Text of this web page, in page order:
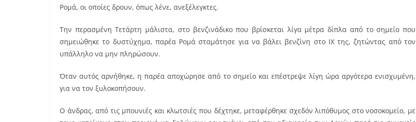
Ρομά, οι οποίες δρουν, όπως λένε, ανεξέλεγκτες.
Την περασμένη Τετάρτη μάλιστα, στο βενζινάδικο που βρίσκεται λίγα μέτρα δίπλα από το σημείο που
σημειώθηκε το δυστύχημα, παρέα Ρομά σταμάτησε για να βάλει βενζίνη στο ΙΧ της, ζητώντας από τον
υπάλληλο να μην πληρώσουν.
Όταν αυτός αρνήθηκε, η παρέα αποχώρησε από το σημείο και επέστρεψε λίγη ώρα αργότερα ενισχυμένη,
για να τον ξυλοκοπήσουν.
Ο άνδρας, από τις μπουνιές και κλωτσιές που δέχτηκε, μεταφέρθηκε σχεδόν λιπόθυμος στο νοσοκομείο, με